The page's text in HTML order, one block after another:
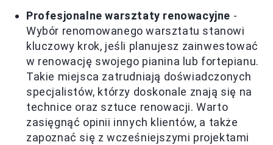
Profesjonalne warsztaty renowacyjne -
Wybór renomowanego warsztatu stanowi
kluczowy krok, jeśli planujesz zainwestować
w renowację swojego pianina lub fortepianu.
Takie miejsca zatrudniają doświadczonych
specjalistów, którzy doskonale znają się na
technice oraz sztuce renowacji. Warto
zasięgnąć opinii innych klientów, a także
zapoznać się z wcześniejszymi projektami